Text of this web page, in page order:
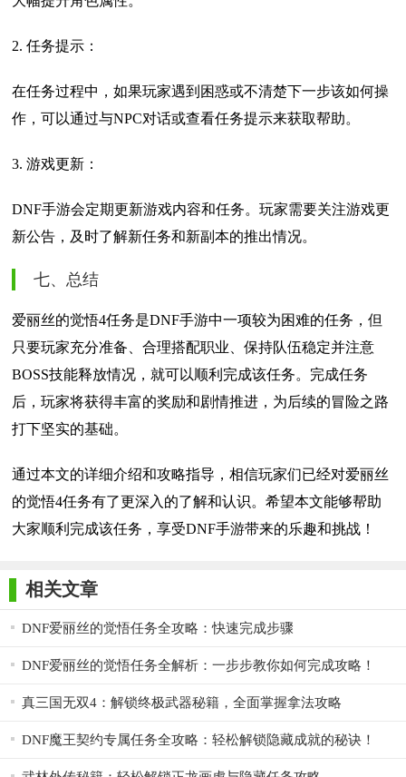
2. 任务提示：
在任务过程中，如果玩家遇到困惑或不清楚下一步该如何操
作，可以通过与NPC对话或查看任务提示来获取帮助。
3. 游戏更新：
DNF手游会定期更新游戏内容和任务。玩家需要关注游戏更
新公告，及时了解新任务和新副本的推出情况。
七、总结
爱丽丝的觉悟4任务是DNF手游中一项较为困难的任务，但
只要玩家充分准备、合理搭配职业、保持队伍稳定并注意
BOSS技能释放情况，就可以顺利完成该任务。完成任务
后，玩家将获得丰富的奖励和剧情推进，为后续的冒险之路
打下坚实的基础。
通过本文的详细介绍和攻略指导，相信玩家们已经对爱丽丝
的觉悟4任务有了更深入的了解和认识。希望本文能够帮助
大家顺利完成该任务，享受DNF手游带来的乐趣和挑战！
相关文章
DNF爱丽丝的觉悟任务全攻略：快速完成步骤
DNF爱丽丝的觉悟任务全解析：一步步教你如何完成攻略！
真三国无双4：解锁终极武器秘籍，全面掌握拿法攻略
DNF魔王契约专属任务全攻略：轻松解锁隐藏成就的秘诀！